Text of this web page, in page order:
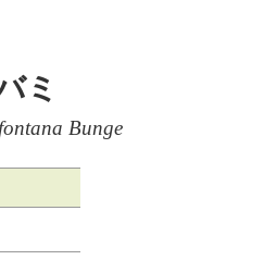
ミ
Bunge